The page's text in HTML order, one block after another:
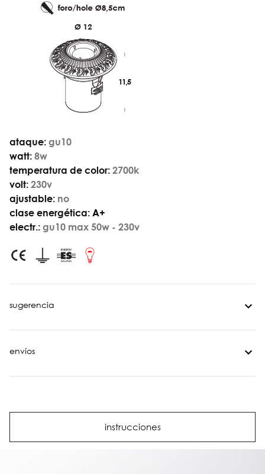
ataque: gu10
watt: 8w
temperatura de color: 2700k
volt: 230v
ajustable: no
clase energética: A+
electr.: gu10 max 50w - 230v
sugerencia
envíos
instrucciones